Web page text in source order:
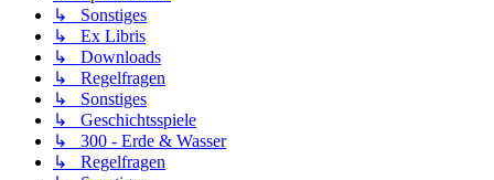
↳ Sonstiges
↳ Ex Libris
↳ Downloads
↳ Regelfragen
↳ Sonstiges
↳ Geschichtsspiele
↳ 300 - Erde & Wasser
↳ Regelfragen